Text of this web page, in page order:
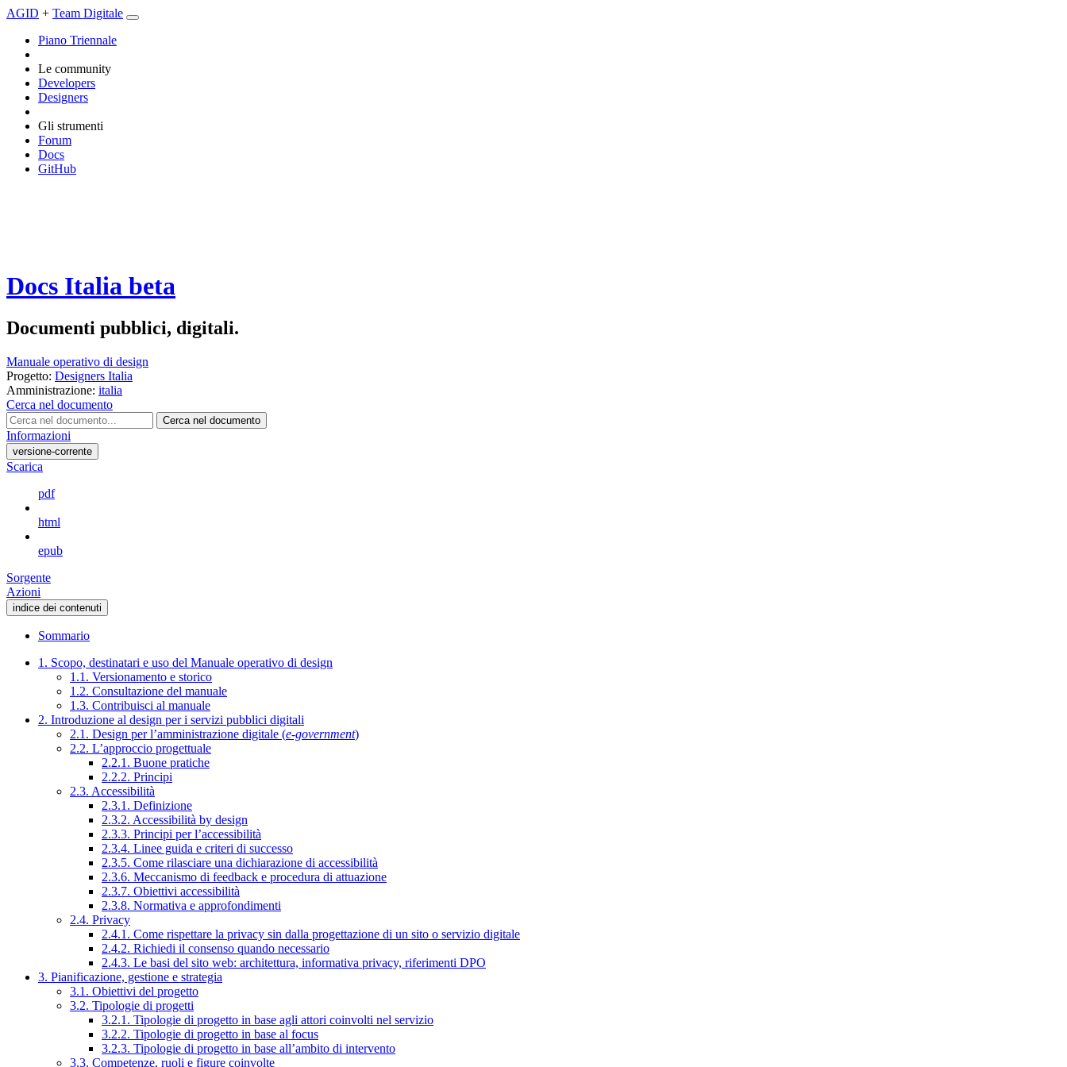
AGID + Team Digitale
Piano Triennale
Le community
Developers
Designers
Gli strumenti
Forum
Docs
GitHub
Docs Italia beta
Documenti pubblici, digitali.
Manuale operativo di design
Progetto: Designers Italia
Amministrazione: italia
Cerca nel documento
Cerca nel documento
Informazioni
versione-corrente
Scarica
pdf
html
epub
Sorgente
Azioni
indice dei contenuti
Sommario
1. Scopo, destinatari e uso del Manuale operativo di design
1.1. Versionamento e storico
1.2. Consultazione del manuale
1.3. Contribuisci al manuale
2. Introduzione al design per i servizi pubblici digitali
2.1. Design per l’amministrazione digitale (e-government)
2.2. L’approccio progettuale
2.2.1. Buone pratiche
2.2.2. Principi
2.3. Accessibilità
2.3.1. Definizione
2.3.2. Accessibilità by design
2.3.3. Principi per l’accessibilità
2.3.4. Linee guida e criteri di successo
2.3.5. Come rilasciare una dichiarazione di accessibilità
2.3.6. Meccanismo di feedback e procedura di attuazione
2.3.7. Obiettivi accessibilità
2.3.8. Normativa e approfondimenti
2.4. Privacy
2.4.1. Come rispettare la privacy sin dalla progettazione di un sito o servizio digitale
2.4.2. Richiedi il consenso quando necessario
2.4.3. Le basi del sito web: architettura, informativa privacy, riferimenti DPO
3. Pianificazione, gestione e strategia
3.1. Obiettivi del progetto
3.2. Tipologie di progetti
3.2.1. Tipologie di progetto in base agli attori coinvolti nel servizio
3.2.2. Tipologie di progetto in base al focus
3.2.3. Tipologie di progetto in base all’ambito di intervento
3.3. Competenze, ruoli e figure coinvolte